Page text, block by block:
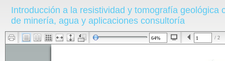
Introducción a la resistividad y tomografía geológica
de minería, agua y aplicaciones consultoría
/ 2